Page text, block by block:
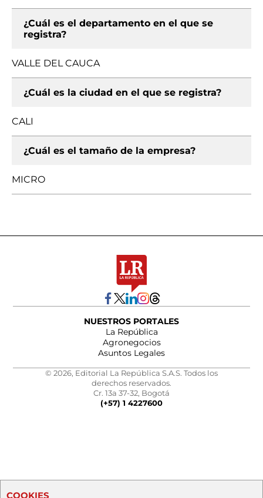
¿Cuál es el departamento en el que se
registra?
VALLE DEL CAUCA
¿Cuál es la ciudad en el que se registra?
CALI
¿Cuál es el tamaño de la empresa?
MICRO
NUESTROS PORTALES
La República
Agronegocios
Asuntos Legales
© 2026, Editorial La República S.A.S. Todos los
derechos reservados.
Cr. 13a 37-32, Bogotá
(+57) 1 4227600
COOKIES